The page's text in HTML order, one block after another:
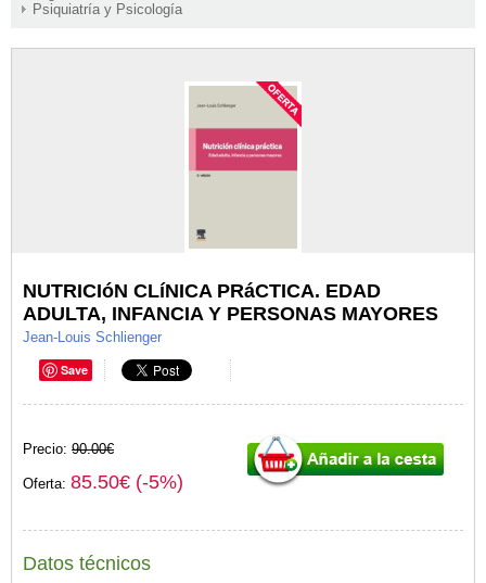
Psiquiatría y Psicología
NUTRICIóN CLíNICA PRáCTICA. EDAD
ADULTA, INFANCIA Y PERSONAS MAYORES
Jean-Louis Schlienger
Save
Precio: 90.00€
Oferta: 85.50€ (-5%)
Datos técnicos